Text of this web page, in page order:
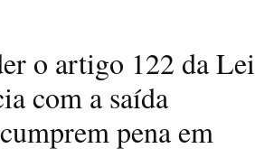
o artigo 122 da Lei
com a saída
pena em